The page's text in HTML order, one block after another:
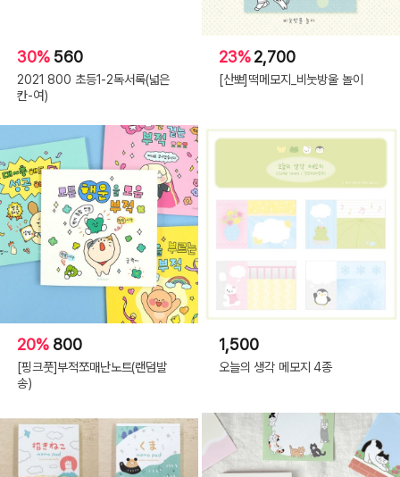
30% 560
2021 800 초등1-2독서록(넓은
칸-여)
23%2,700
[산뽀]떡메모지_비눗방울 놀이
20% 800
[핑크풋]부적쪼매난노트(랜덤발
송)
1,500
오늘의 생각 메모지 4종